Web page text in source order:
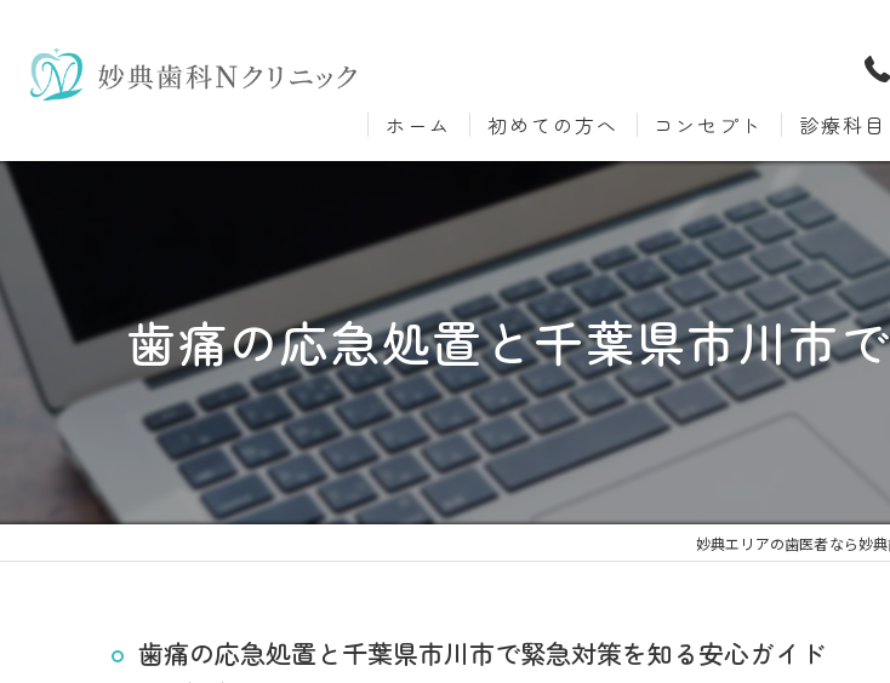
ホーム 初めての方へ コンセプト 診療科目
むし歯治
小児歯科
口腔外科
ホワイト
大人の矯
歯痛の応急処置と千葉県市川市
妙典エリアの歯医者なら妙
歯痛の応急処置と千葉県市川市で緊急対策を知る安心ガイド